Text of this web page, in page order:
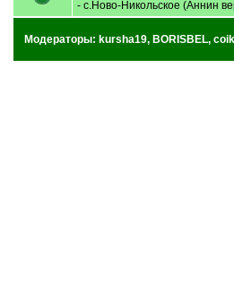
- с.Ново-Никольское (Аннин
Модераторы: kursha19, BORISBEL,